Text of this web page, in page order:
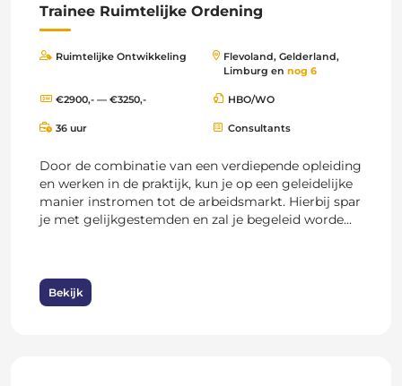
Trainee Ruimtelijke Ordening
Ruimtelijke Ontwikkeling
Flevoland, Gelderland,
Limburg ennog 6
€2900,- — €3250,- HBO/WO
36 uur Consultants
Door de combinatie van een verdiepende opleiding
en werken in de praktijk, kun je op een geleidelijke
manier instromen tot de arbeidsmarkt. Hierbij spar
je met gelijkgestemden en zal je begeleid worde...
Bekijk